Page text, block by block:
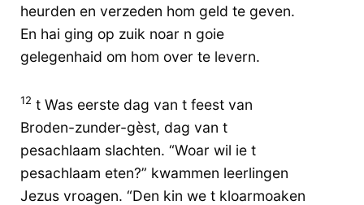
heurden en verzeden hom geld te geven.
En hai ging op zuik noar n goie
gelegenhaid om hom over te levern.
12 t Was eerste dag van t feest van
Broden-zunder-gèst, dag van t
pesachlaam slachten. “Woar wil ie t
pesachlaam eten?” kwammen leerlingen
Jezus vroagen. “Den kin we t kloarmoaken